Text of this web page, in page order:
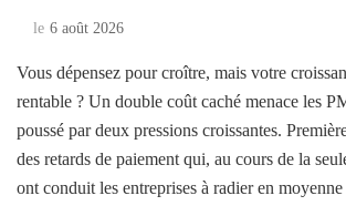
le 6 août 2026
Vous dépensez pour croître, mais votre
rentable ? Un double coût caché menace les
poussé par deux pressions croissantes.
des retards de paiement qui, au cours de la
ont conduit les entreprises à radier en